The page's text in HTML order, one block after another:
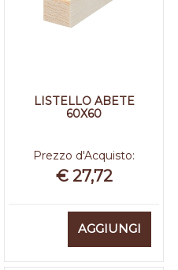
LISTELLO ABETE
60X60
Prezzo d'Acquisto:
€ 27,72
AGGIUNGI